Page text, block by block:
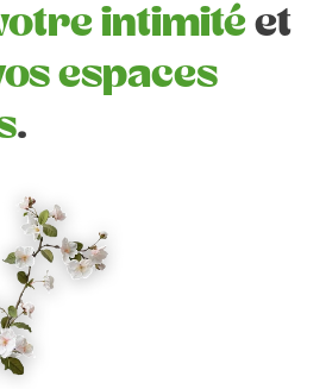
intimité et
espaces
.